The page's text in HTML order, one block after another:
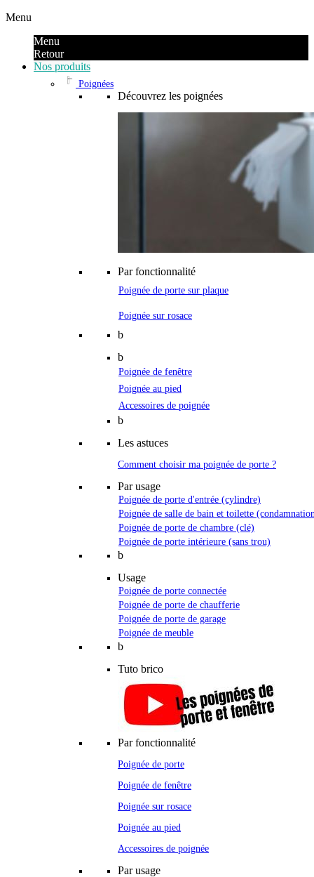
Menu
Menu
Retour
Nos produits
Poignées
Découvrez les poignées
Par fonctionnalité
Poignée de porte sur plaque
Poignée sur rosace
b
b
Poignée de fenêtre
Poignée au pied
Accessoires de poignée
b
Les astuces
Comment choisir ma poignée de porte ?
Par usage
Poignée de porte d'entrée (cylindre)
Poignée de salle de bain et toilette
Poignée de porte de chambre (clé)
Poignée de porte intérieure (sans trou)
b
Usage
Poignée de porte connectée
Poignée de porte de chaufferie
Poignée de porte de garage
Poignée de meuble
b
Tuto brico
Par fonctionnalité
Poignée de porte
Poignée de fenêtre
Poignée sur rosace
Poignée au pied
Accessoires de poignée
Par usage